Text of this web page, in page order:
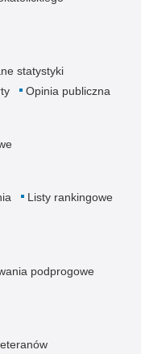
statystyki
Opinia publiczna
Listy rankingowe
podprogowe